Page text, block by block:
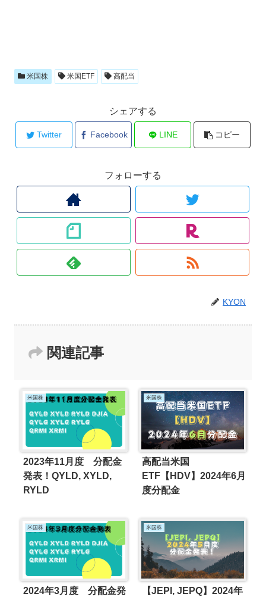
米国株 米国ETF 高配当
シェアする
Twitter Facebook LINE コピー
フォローする
KYON
関連記事
米国株
2023年11月度 分配金
発表！QYLD, XYLD,
RYLD
米国株
高配当米国
ETF【HDV】2024年6月
度分配金
米国株
2024年3月度 分配金発
米国株
【JEPI, JEPQ】2024年